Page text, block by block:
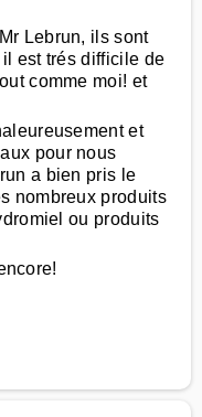
Lebrun, ils sont
est trés difficile de
comme moi! et
et
pour nous
a bien pris le
nombreux produits
ou produits